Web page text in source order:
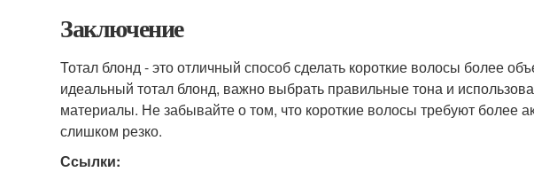
Заключение
Тотал блонд - это отличный способ сделать короткие волосы более
идеальный тотал блонд, важно выбрать правильные тона и
материалы. Не забывайте о том, что короткие волосы требуют более
слишком резко.
Ссылки: